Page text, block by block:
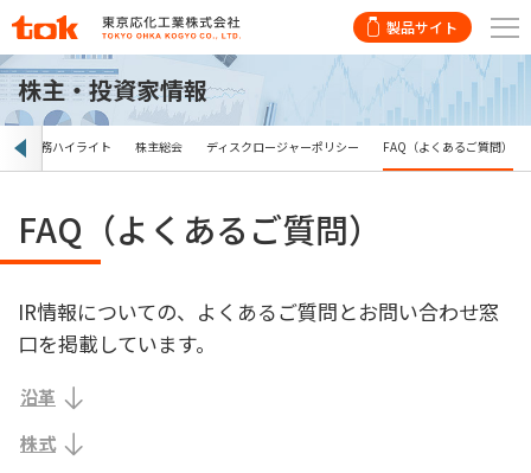
製品サイト
株主・投資家情報
財務ハイライト 株主総会 ディスクロージャーポリシー FAQ（よくあるご質問）
FAQ（よくあるご質問）
IR情報についての、よくあるご質問とお問い合わせ窓
口を掲載しています。
沿革
株式